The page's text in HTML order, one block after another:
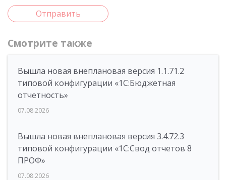
Отправить
Смотрите также
Вышла новая внеплановая версия 1.1.71.2
типовой конфигурации «1C:Бюджетная
отчетность»
07.08.2026
Вышла новая внеплановая версия 3.4.72.3
типовой конфигурации «1C:Свод отчетов 8
ПРОФ»
07.08.2026